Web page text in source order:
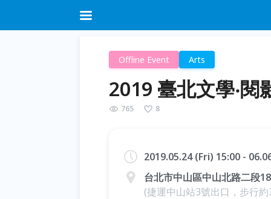
Offline Event Arts
2019 臺北文學‧
765 8
2019.05.24 (Fri) 15:00 -
台北市中山區中山北路二段
(捷運中山站3號出口，步行